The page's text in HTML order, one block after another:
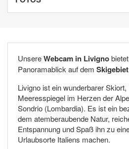
UnsereWebcam in Livigno
Panoramablick auf dem Skigebiet
Livigno ist ein wunderbarer
Meeresspiegel im Herzen der
Sondrio (Lombardia). Es ist ein
dem atemberaubende Natur,
Entspannung und Spaß ihn zu
Urlaubsorte Italiens machen.